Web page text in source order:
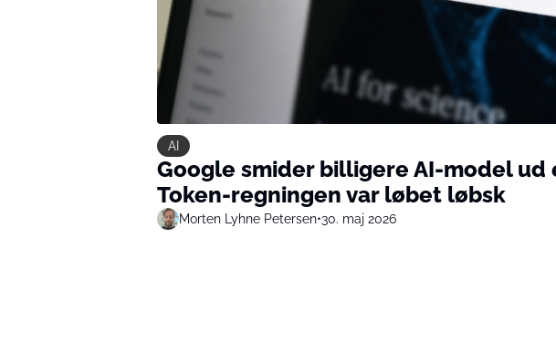
AI
Google smider billigere AI-model ud
Token-regningen var løbet løbsk
Morten Lyhne Petersen•30. maj 2026